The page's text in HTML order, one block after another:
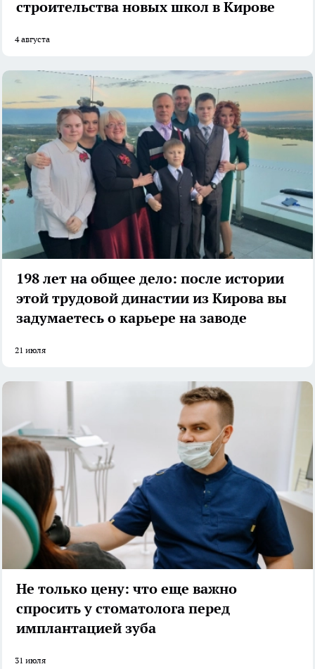
строительства новых школ в Кирове
4 августа
198 лет на общее дело: после истории
этой трудовой династии из Кирова вы
задумаетесь о карьере на заводе
21 июля
Не только цену: что еще важно
спросить у стоматолога перед
имплантацией зуба
31 июля